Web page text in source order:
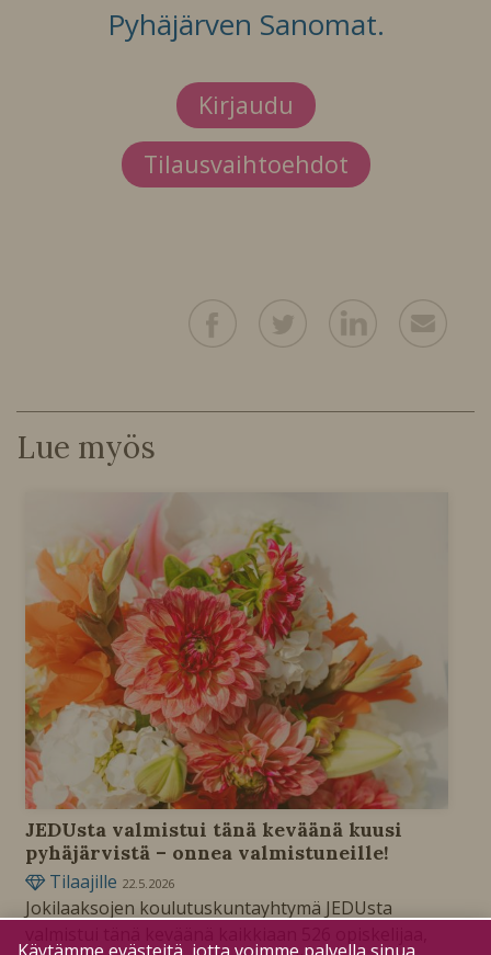
Pyhäjärven Sanomat.
Kirjaudu
Tilausvaihtoehdot
Lue myös
JEDUsta valmistui tänä keväänä kuusi
pyhäjärvistä – onnea valmistuneille!
Tilaajille 22.5.2026
Jokilaaksojen koulutuskuntayhtymä JEDUsta